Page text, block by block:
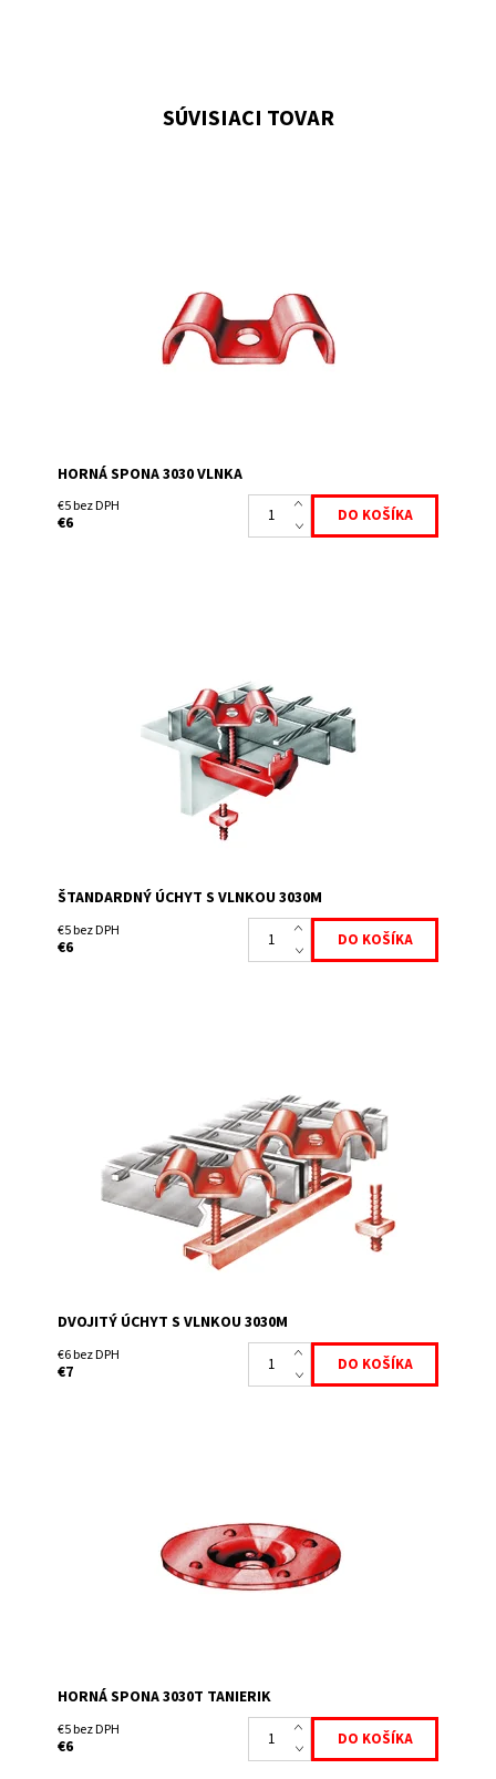
SÚVISIACI TOVAR
HORNÁ SPONA 3030 VLNKA
€5 bez DPH
€6
namontovať zhora cez oko roštu. Súčasťou dodávky je
spona, skrutka M 8x60, matice a podložka
Skladem
ŠTANDARDNÝ ÚCHYT S VLNKOU 3030M
€5 bez DPH
€6
Tento podvojný komplet sa dá jednoduchým spôsobom
namontovať cez oká roštov a spojiť tak 2 rošty k sebe.
Súčasťou dodávky je 2x spona, 2x skrutka M...
Dostupnosť:
Skladem
DVOJITÝ ÚCHYT S VLNKOU 3030M
€6 bez DPH
€7
Skladem
HORNÁ SPONA 3030T TANIERIK
€5 bez DPH
€6